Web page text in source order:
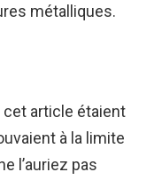
métalliques.
cet article étaient
à la limite
l’auriez pas